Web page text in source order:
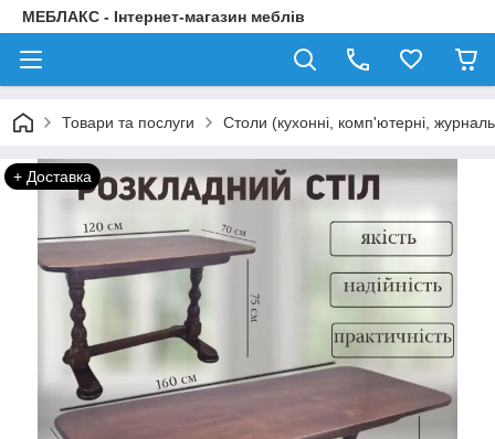
МЕБЛАКС - Інтернет-магазин меблів
Товари та послуги Столи (кухонні, комп'ютерні,
+ Доставка